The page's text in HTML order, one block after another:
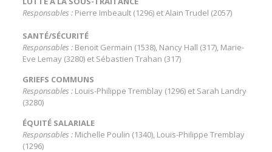
Responsables : Pierre Imbeault (1296) et Alain Trudel (2057)
SANTÉ/SÉCURITÉ
Responsables :Benoit Germain (1538), Nancy Hall (317), Marie-
Eve Lemay (3280) et Sébastien Trahan (317)
GRIEFS COMMUNS
Responsables : Louis-Philippe Tremblay (1296) et Sarah Landry
(3280)
ÉQUITÉ SALARIALE
Responsables : Michelle Poulin (1340), Louis-Philippe Tremblay
(1296)